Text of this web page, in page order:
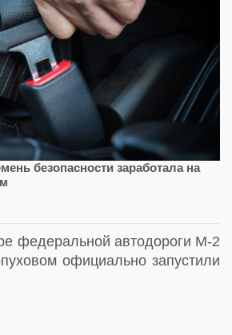
безопасности заработала на
федеральной автодороги М-2
официально запустили
расширенными возможностями